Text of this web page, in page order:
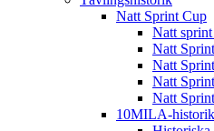
Natt Sprint Cup
Natt
Natt
Natt
Natt
Natt
10MILA-historik